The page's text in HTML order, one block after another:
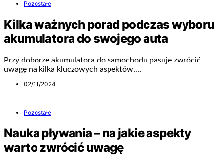
Pozostałe
Kilka ważnych porad podczas wyboru
akumulatora do swojego auta
Przy doborze akumulatora do samochodu pasuje zwrócić
uwagę na kilka kluczowych aspektów,…
02/11/2024
Pozostałe
Nauka pływania – na jakie aspekty
warto zwrócić uwagę